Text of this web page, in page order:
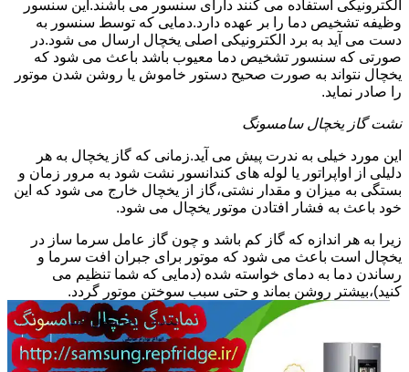
الکترونیکی استفاده می کنند دارای سنسور می باشند.این سنسور
وظیفه تشخیص دما را بر عهده دارد.دمایی که توسط سنسور به
دست می آید به برد الکترونیکی اصلی یخچال ارسال می شود.در
صورتی که سنسور تشخیص دما معیوب باشد باعث می شود که
یخچال نتواند به صورت صحیح دستور خاموش یا روشن شدن موتور
را صادر نماید.
نشت گاز یخچال سامسونگ
این مورد خیلی به ندرت پیش می آید.زمانی که گاز یخچال به هر
دلیلی از اواپراتور یا لوله های کندانسور نشت شود به مرور زمان و
بستگی به میزان و مقدار نشتی،گاز از یخچال خارج می شود که این
خود باعث به فشار افتادن موتور یخچال می شود.
زیرا به هر اندازه که گاز کم باشد و چون گاز عامل سرما ساز در
یخچال است باعث می شود که موتور برای جبران افت سرما و
رساندن دما به دمای خواسته شده (دمایی که شما تنظیم می
کنید)،بیشتر روشن بماند و حتی سبب سوختن موتور گردد.